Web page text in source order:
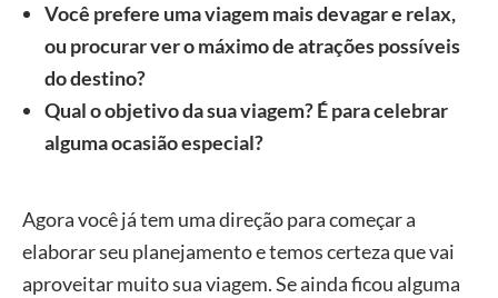
Você prefere uma viagem mais devagar e relax,
ou procurar ver o máximo de atrações possíveis
do destino?
Qual o objetivo da sua viagem? É para celebrar
alguma ocasião especial?
Agora você já tem uma direção para começar a
elaborar seu planejamento e temos certeza que vai
aproveitar muito sua viagem. Se ainda ficou alguma